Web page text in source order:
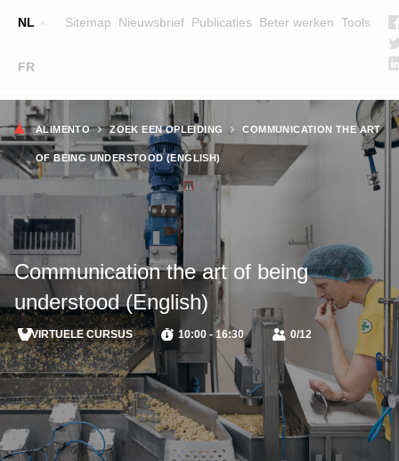
NL
FR
Sitemap Nieuwsbrief Publicaties Beter werken Tools
Main
navigation
OPLEIDINGEN
LESGEVERS
WIE ZIJN WE
TEAM
CONTACT
ZOEK EEN OPLEIDING
Kruimelpad
ALIMENTO ZOEK EEN OPLEIDING COMMUNICATION THE ART
OF BEING UNDERSTOOD (ENGLISH)
Communication the art of being
understood (English)
VIRTUELE CURSUS 10:00 - 16:30 0/12